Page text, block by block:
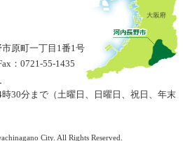
原町一丁目1番1号
：0721-55-1435
30分まで（土曜日、日曜日、祝日、年末
City. All Rights Reserved.